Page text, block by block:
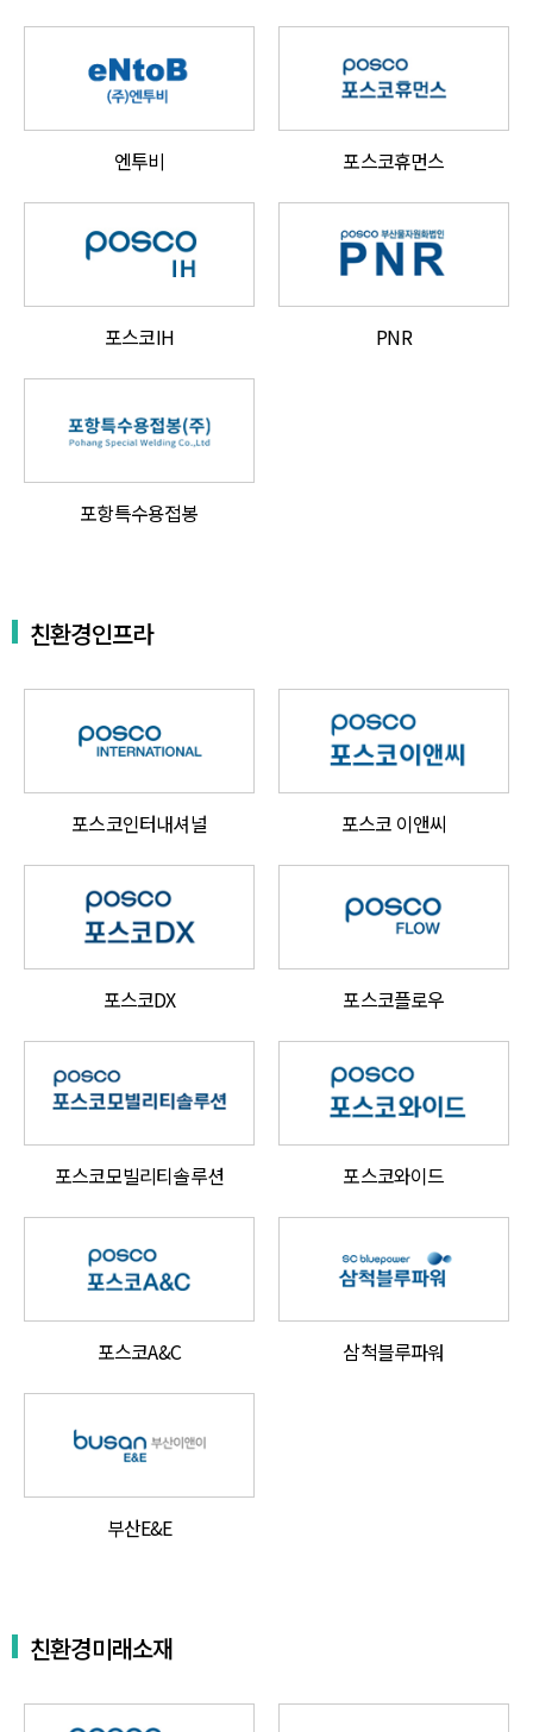
엔투비 포스코휴먼스
포스코IH PNR
포항특수용접봉
친환경인프라
포스코인터내셔널 포스코 이앤씨
포스코DX 포스코플로우
포스코모빌리티솔루션 포스코와이드
포스코A&C 삼척블루파워
부산E&E
친환경미래소재